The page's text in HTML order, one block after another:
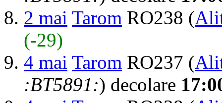
2 mai Tarom RO238 (
(-29)
4 mai Tarom RO237 (
:BT5891:) decolare